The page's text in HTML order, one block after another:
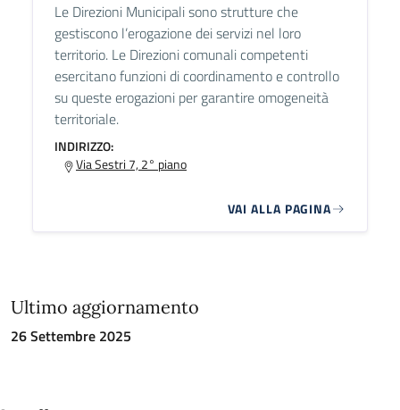
Le Direzioni Municipali sono strutture che
gestiscono l’erogazione dei servizi nel loro
territorio. Le Direzioni comunali competenti
esercitano funzioni di coordinamento e controllo
su queste erogazioni per garantire omogeneità
territoriale.
INDIRIZZO:
Via Sestri 7, 2° piano
VAI ALLA PAGINA
Ultimo aggiornamento
26 Settembre 2025